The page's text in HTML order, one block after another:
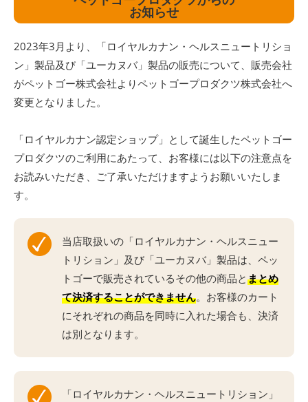
お知らせ
2023年3月より、「ロイヤルカナン・ヘルスニュートリショ
ン」製品及び「ユーカヌバ」製品の販売について、販売会社
がペットゴー株式会社よりペットゴープロダクツ株式会社へ
変更となりました。
「ロイヤルカナン認定ショップ」として誕生したペットゴー
プロダクツのご利用にあたって、お客様には以下の注意点を
お読みいただき、ご了承いただけますようお願いいたしま
す。
当店取扱いの「ロイヤルカナン・ヘルスニュー
トリション」及び「ユーカヌバ」製品は、ペッ
トゴーで販売されているその他の商品とまとめ
て決済することができません。お客様のカート
にそれぞれの商品を同時に入れた場合も、決済
は別となります。
「ロイヤルカナン・ヘルスニュートリション」